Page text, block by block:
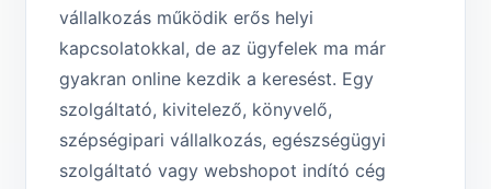
vállalkozás működik erős helyi
kapcsolatokkal, de az ügyfelek ma már
gyakran online kezdik a keresést. Egy
szolgáltató, kivitelező, könyvelő,
szépségipari vállalkozás, egészségügyi
szolgáltató vagy webshopot indító cég